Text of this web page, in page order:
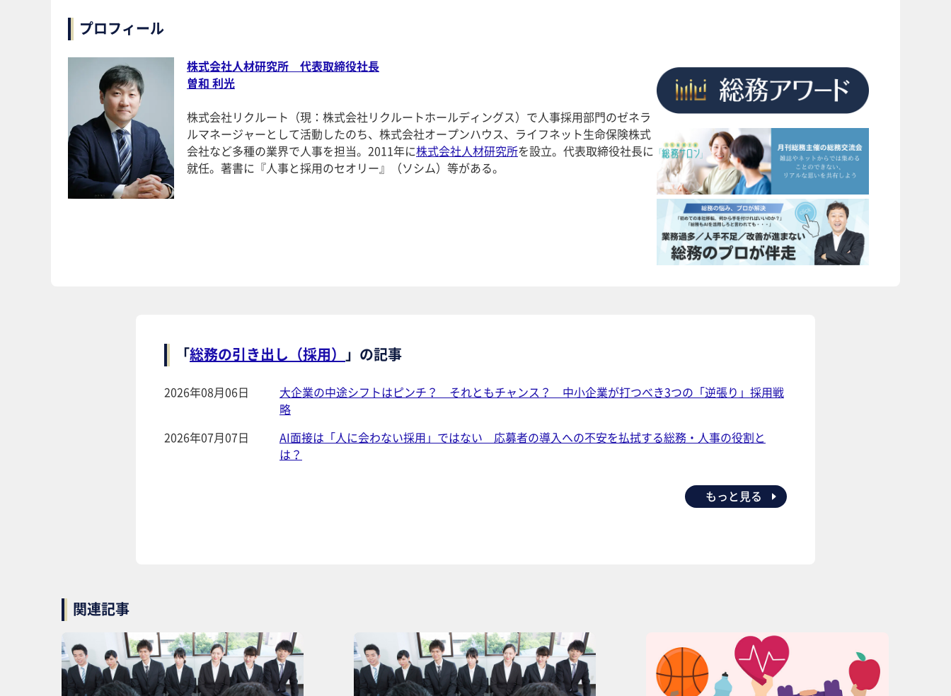
プロフィール
株式会社人材研究所 代表取締役社長
曽和 利光
株式会社リクルート（現：株式会社リクルートホールディングス）で人事採用部門のゼネラ
ルマネージャーとして活動したのち、株式会社オープンハウス、ライフネット生命保険株式
会社など多種の業界で人事を担当。2011年に株式会社人材研究所を設立。代表取締役社長に
就任。著書に『人事と採用のセオリー』（ソシム）等がある。
「総務の引き出し（採用） 」の記事
2026年08月06日
大企業の中途シフトはピンチ？ それともチャンス？ 中小企業が打つべき3つの「逆張り」採用戦
略
2026年07月07日
AI面接は「人に会わない採用」ではない 応募者の導入への不安を払拭する総務・人事の役割と
は？
もっと見る
関連記事